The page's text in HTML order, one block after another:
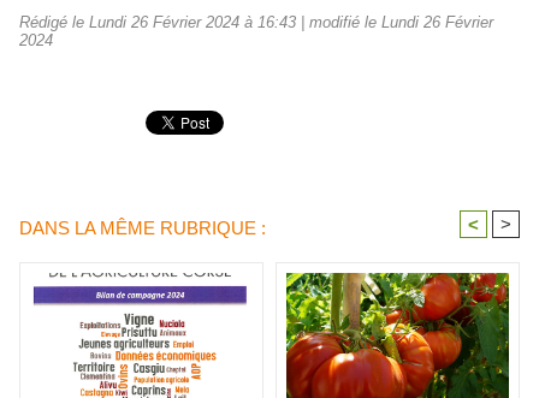
Rédigé le Lundi 26 Février 2024 à 16:43 | modifié le Lundi 26 Février
2024
DANS LA MÊME RUBRIQUE : < >